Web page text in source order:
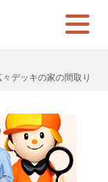
デッキの家の間取り